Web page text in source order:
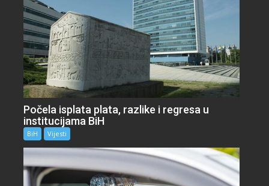
Počela isplata plata, razlike i regresa u
institucijama BiH
BiH Vijesti